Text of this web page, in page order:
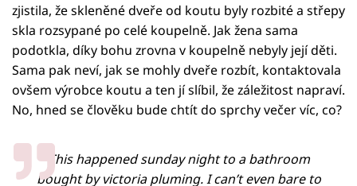
zjistila, že skleněné dveře od koutu byly rozbité a střepy
skla rozsypané po celé koupelně. Jak žena sama
podotkla, díky bohu zrovna v koupelně nebyly její děti.
Sama pak neví, jak se mohly dveře rozbít, kontaktovala
ovšem výrobce koutu a ten jí slíbil, že záležitost napraví.
No, hned se člověku bude chtít do sprchy večer víc, co?
This happened sunday night to a bathroom
bought by victoria pluming. I can’t even bare to